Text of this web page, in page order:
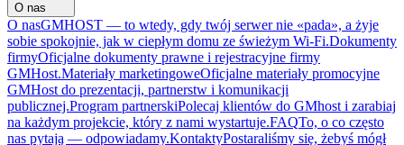
O nas
O nasGMHOST — to wtedy, gdy twój serwer nie «pada», a żyje
sobie spokojnie, jak w ciepłym domu ze świeżym Wi-Fi.Dokumenty
firmyOficjalne dokumenty prawne i rejestracyjne firmy
GMHost.Materiały marketingoweOficjalne materiały promocyjne
GMHost do prezentacji, partnerstw i komunikacji
publicznej.Program partnerskiPolecaj klientów do GMhost i zarabiaj
na każdym projekcie, który z nami wystartuje.FAQTo, o co często
nas pytają — odpowiadamy.KontaktyPostaraliśmy się, żebyś mógł